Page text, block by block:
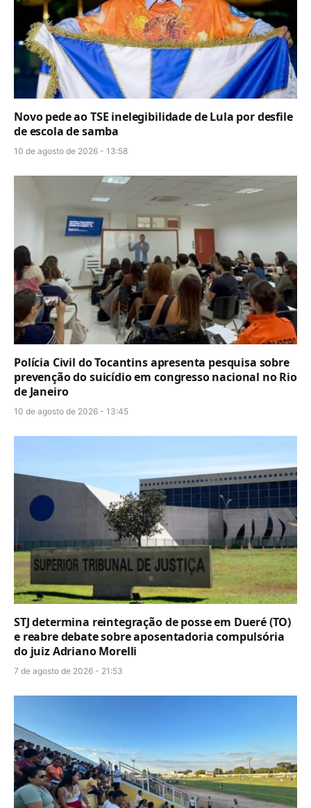
Novo pede ao TSE inelegibilidade de Lula por desfile
de escola de samba
10 de agosto de 2026 - 13:58
Polícia Civil do Tocantins apresenta pesquisa sobre
prevenção do suicídio em congresso nacional no Rio
de Janeiro
10 de agosto de 2026 - 13:45
STJ determina reintegração de posse em Dueré (TO)
e reabre debate sobre aposentadoria compulsória
do juiz Adriano Morelli
7 de agosto de 2026 - 21:53